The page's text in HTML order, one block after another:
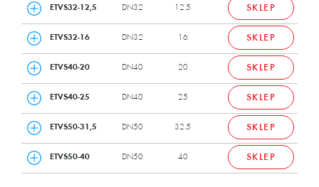
ETVS32-12,5 DN32 12.5 SKLEP
ETVS32-16 DN32 16 SKLEP
ETVS40-20 DN40 20 SKLEP
ETVS40-25 DN40 25 SKLEP
ETVS50-31,5 DN50 32.5 SKLEP
ETVS50-40 DN50 40 SKLEP